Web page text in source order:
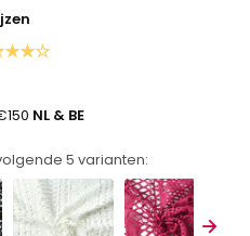
NL & BE
5 varianten: